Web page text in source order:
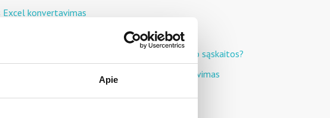
Apie
Excel konvertavimas
ir išmokėto darbo užmokesčio taisymas
sumas apskaitai neišrenka sąskaitų plano sąskaitos?
kai LRV paskelbia ekstremaliąją situaciją, registravimas
skaičiavimo būdai